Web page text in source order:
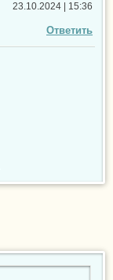
Ответить
23.10.2024 | 15:36